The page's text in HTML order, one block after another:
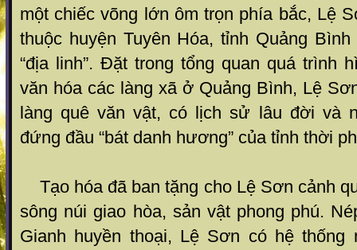
một chiếc võng lớn ôm trọn phía bắc, Lệ
thuộc huyện Tuyên Hóa, tỉnh Quảng
“địa linh”. Đặt trong tổng quan quá trình
văn hóa các làng xã ở Quảng Bình, Lệ
làng quê văn vật, có lịch sử lâu đời và
đứng đầu “bát danh hương” của tỉnh thời
Tạo hóa đã ban tặng cho Lệ Sơn cảnh
sông núi giao hòa, sản vật phong phú.
Gianh huyền thoại, Lệ Sơn có hệ thống